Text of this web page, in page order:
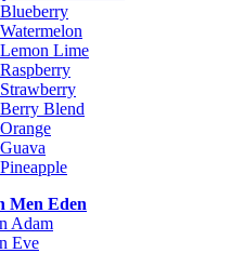
Lime
Blend
Men Eden
Adam
Eve